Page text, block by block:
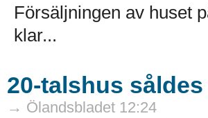
Försäljningen av huset
klar...
20-talshus
→ Ölandsbladet 12:24